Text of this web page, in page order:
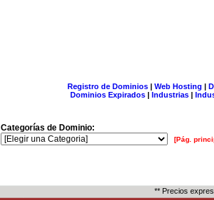
Registro de Dominios| Web Hosting |
Dominios Expirados | Industrias |
Categorías de Dominio:
[Pág.
** Precios